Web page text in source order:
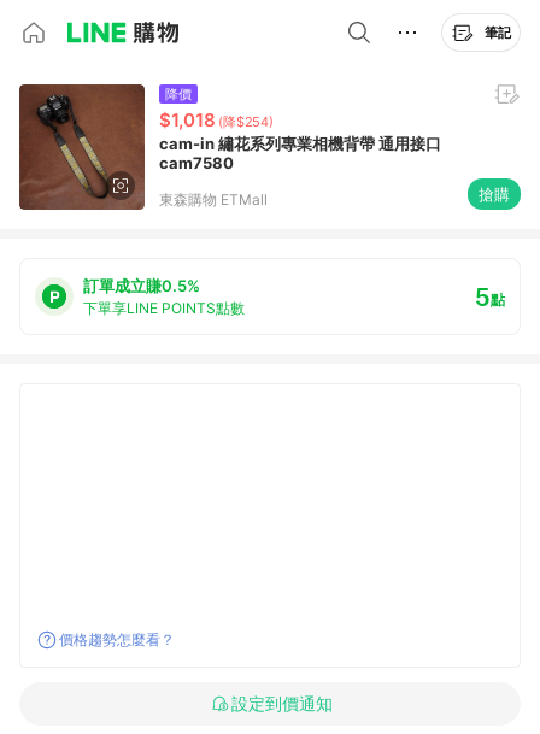
筆記
降價
$1,018 (降$254)
cam-in 繡花系列專業相機背帶 通用接口
cam7580
東森購物 ETMall 搶購
訂單成立賺0.5%
下單享LINE POINTS點數 5點
價格趨勢怎麼看？
設定到價通知